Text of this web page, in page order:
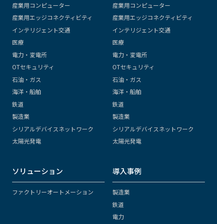
産業用コンピューター
産業用エッジコネクティビティ
インテリジェント交通
医療
電力・変電所
OTセキュリティ
石油・ガス
海洋・船舶
鉄道
製造業
シリアルデバイスネットワーク
太陽光発電
産業用コンピューター
産業用エッジコネクティビティ
インテリジェント交通
医療
電力・変電所
OTセキュリティ
石油・ガス
海洋・船舶
鉄道
製造業
シリアルデバイスネットワーク
太陽光発電
ソリューション
ファクトリーオートメーション
導入事例
製造業
鉄道
電力